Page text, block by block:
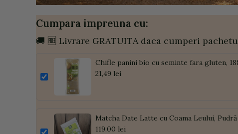
Cumpara impreuna cu:
🚚 🆓 Livrare GRATUITA daca cumperi
Chifle panini bio cu seminte fara gluten,
21,49 lei
Matcha Date Latte cu Coama Leului,
119,00 lei